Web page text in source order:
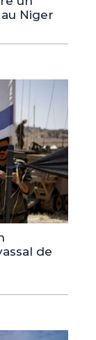
Niger
de